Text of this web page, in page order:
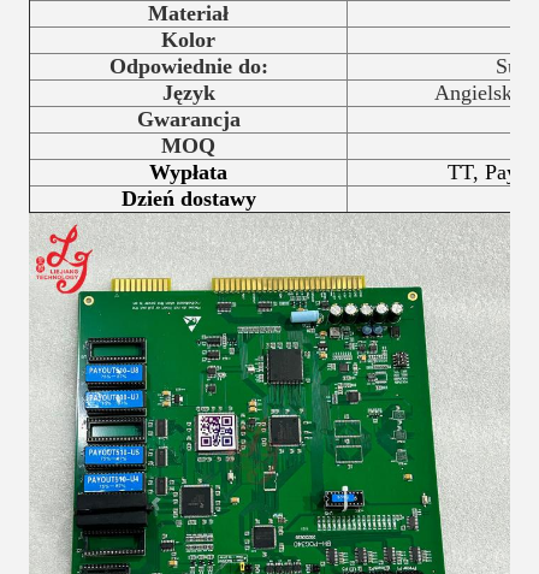
Materiał
Kolor
Odpowiednie do:
Język
Angielski/
Gwarancja
MOQ
Wypłata
TT,
Dzień dostawy